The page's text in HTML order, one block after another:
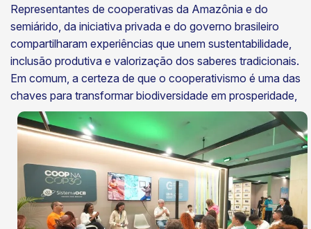
Representantes de cooperativas da Amazônia e do
semiárido, da iniciativa privada e do governo brasileiro
compartilharam experiências que unem sustentabilidade,
inclusão produtiva e valorização dos saberes tradicionais.
Em comum, a certeza de que o cooperativismo é uma das
chaves para transformar biodiversidade em prosperidade,